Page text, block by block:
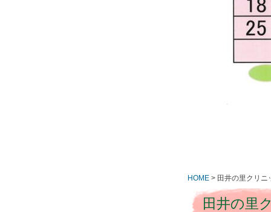
HOME > 田井の里クリニ
田井の里